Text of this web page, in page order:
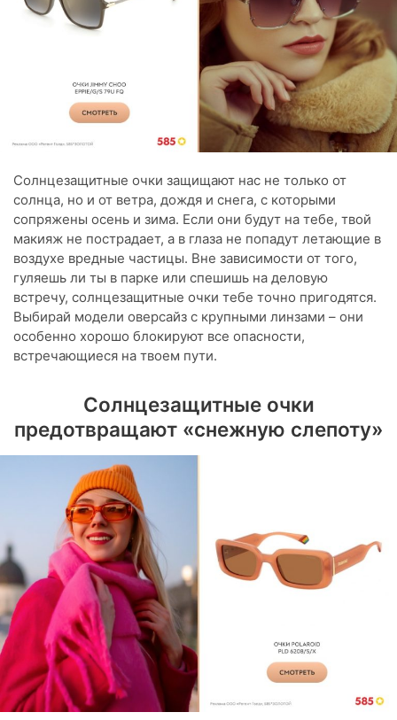
Солнцезащитные очки защищают нас не только от
солнца, но и от ветра, дождя и снега, с которыми
сопряжены осень и зима. Если они будут на тебе, твой
макияж не пострадает, а в глаза не попадут летающие в
воздухе вредные частицы. Вне зависимости от того,
гуляешь ли ты в парке или спешишь на деловую
встречу, солнцезащитные очки тебе точно пригодятся.
Выбирай модели оверсайз с крупными линзами – они
особенно хорошо блокируют все опасности,
встречающиеся на твоем пути.
Солнцезащитные очки
предотвращают «снежную слепоту»